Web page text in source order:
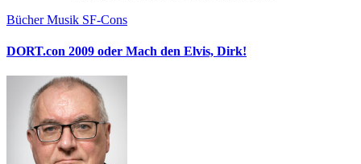
BücherMusik SF-Cons
DORT.con 2009 oder Mach den Elvis, Dirk!